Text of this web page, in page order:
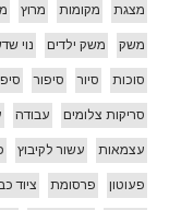
מצגת מקומות מרוץ
משק משק ילדים נוי
סוכות סיור סיפור
סריקות צלומים עבודה
עצמאות עשור לקיבוץ
פעוטון פרסומת ציוד